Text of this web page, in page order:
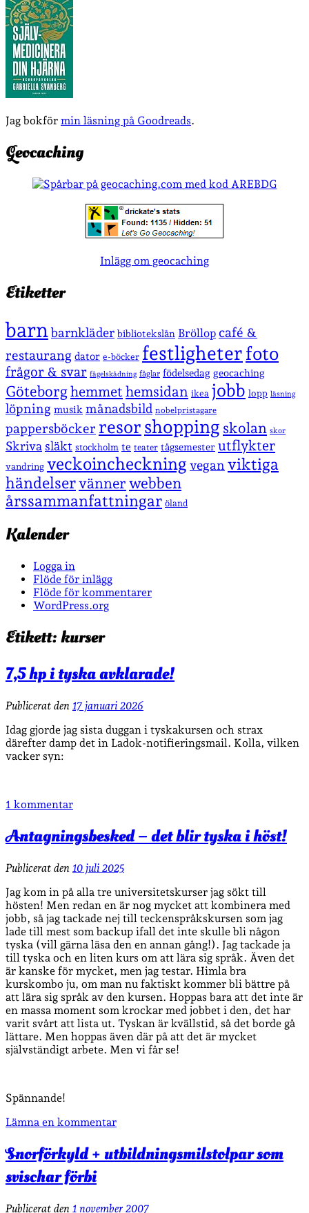
Jag bokför min läsning på Goodreads.
Geocaching
Inlägg om geocaching
Etiketter
barnbarnkläder bibliotekslån Bröllop café &
restaurang dator e-böcker festligheterfoto
frågor & svar fågelskådning fåglar födelsedag geocaching
Göteborghemmet hemsidan ikea jobb lopp läsning
löpning musik månadsbild nobelpristagare
pappersböcker resor shopping skolan skor
Skriva släkt stockholm te teater tågsemester utflykter
vandring veckoincheckning vegan viktiga
händelservänner webben
årssammanfattningar öland
Kalender
Logga in
Flöde för inlägg
Flöde för kommentarer
WordPress.org
Etikett:kurser
7,5 hp i tyska avklarade!
Publicerat den 17 januari 2026
Idag gjorde jag sista duggan i tyskakursen och strax
därefter damp det in Ladok-notifieringsmail. Kolla, vilken
vacker syn:
1 kommentar
Antagningsbesked – det blir tyska i höst!
Publicerat den 10 juli 2025
Jag kom in på alla tre universitetskurser jag sökt till
hösten! Men redan en är nog mycket att kombinera med
jobb, så jag tackade nej till teckenspråkskursen som jag
lade till mest som backup ifall det inte skulle bli någon
tyska (vill gärna läsa den en annan gång!). Jag tackade ja
till tyska och en liten kurs om att lära sig språk. Även det
är kanske för mycket, men jag testar. Himla bra
kurskombo ju, om man nu faktiskt kommer bli bättre på
att lära sig språk av den kursen. Hoppas bara att det inte är
en massa moment som krockar med jobbet i den, det har
varit svårt att lista ut. Tyskan är kvällstid, så det borde gå
lättare. Men hoppas även där på att det är mycket
självständigt arbete. Men vi får se!
Spännande!
Lämna en kommentar
Snorförkyld + utbildningsmilstolpar som
svischar förbi
Publicerat den 1 november 2007